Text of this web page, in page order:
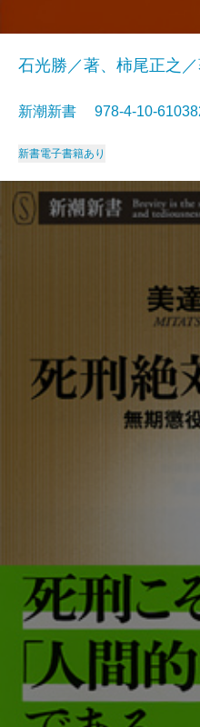
石光勝／著、柿尾正之
新潮新書 978-4-10-
新書電子書籍あり